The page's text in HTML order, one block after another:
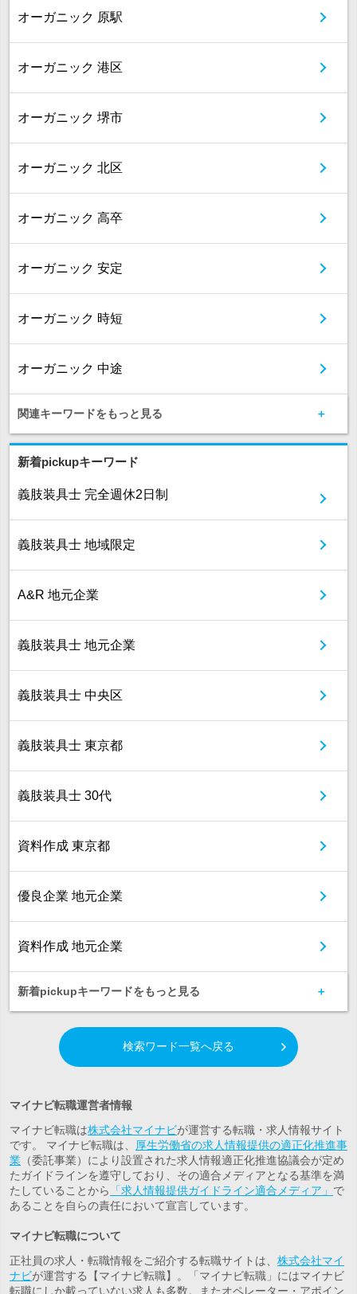
オーガニック 原駅
オーガニック 港区
オーガニック 堺市
オーガニック 北区
オーガニック 高卒
オーガニック 安定
オーガニック 時短
オーガニック 中途
関連キーワードをもっと見る
新着pickupキーワード
義肢装具士 完全週休2日制
義肢装具士 地域限定
A&R 地元企業
義肢装具士 地元企業
義肢装具士 中央区
義肢装具士 東京都
義肢装具士 30代
資料作成 東京都
優良企業 地元企業
資料作成 地元企業
新着pickupキーワードをもっと見る
検索ワード一覧へ戻る
マイナビ転職運営者情報
マイナビ転職は株式会社マイナビが運営する転職・求人情報サイト
です。 マイナビ転職は、
厚生労働省の求人情報提供の適正化推進事
業 （委託事業）により設置された求人情報適正化推進協議会が定め
たガイドラインを遵守しており、その適合メディアとなる基準を満
たしていることから
「求人情報提供ガイドライン適合メディア」 で
あることを自らの責任において宣言しています。
マイナビ転職について
正社員の求人・転職情報をご紹介する転職サイトは、 株式会社マイ
ナビが運営する【マイナビ転職】。「マイナビ転職」にはマイナビ
転職にしか載っていない求人も多数。またオペレーター・アポイン